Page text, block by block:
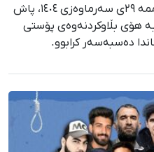
ئەم بلاگر و کۆمێدیکارە ڕۆژی شەممە ٢٩ی سەرماوەزی ١٤٠٤، پاش
هۆی بڵاوکردنەوەی پۆستی
دەسبەسەر کرابوو.